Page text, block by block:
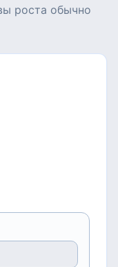
роста обычно